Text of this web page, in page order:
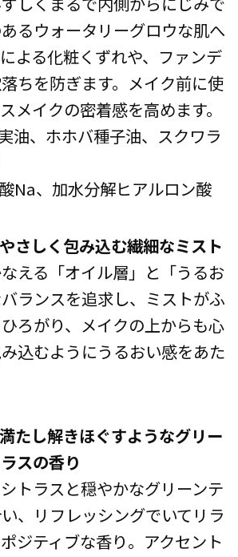
るウォータリーグロウな肌へ
よる化粧くずれや、ファンデ
ちを防ぎます。メイク前に使
メイクの密着感を高めます。
油、ホホバ種子油、スクワラ
Na、加水分解ヒアルロン酸
しく包み込む繊細なミスト
える「オイル層」と「うるお
ランスを追求し、ミストがふ
ろがり、メイクの上からも心
込むようにうるおい感をあた
し解きほぐすようなグリー
スの香り
トラスと穏やかなグリーンテ
、リフレッシングでいてリラ
ジティブな香り。アクセント